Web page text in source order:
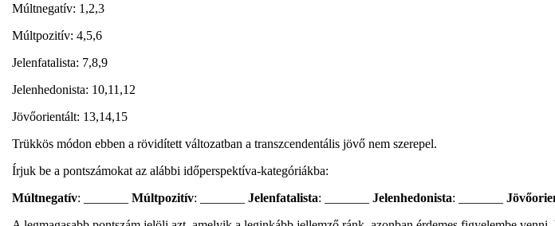
Múltnegatív: 1,2,3
Múltpozitív: 4,5,6
Jelenfatalista: 7,8,9
Jelenhedonista: 10,11,12
Jövőorientált: 13,14,15
Trükkös módon ebben a rövidített változatban a transzcendentális jövő nem szerepel.
Írjuk be a pontszámokat az alábbi időperspektíva-kategóriákba:
Múltnegatív: _______ Múltpozitív: _______ Jelenfatalista: _______ Jelenhedonista: _______